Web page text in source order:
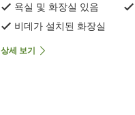
욕실 및 화장실 있음
비데가 설치된 화장실
상세 보기